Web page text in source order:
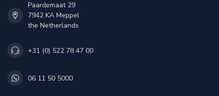
Paardemaat 29
7942 KA Meppel
the Netherlands
+31 (0) 522 78 47 00
06 11 50 5000